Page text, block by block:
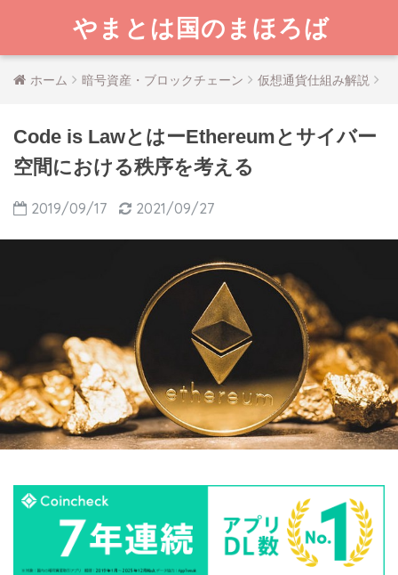
やまとは国のまほろば
ホーム 暗号資産・ブロックチェーン 仮想通貨仕組み解説
Code is LawとはーEthereumとサイバー
空間における秩序を考える
2019/09/17 2021/09/27